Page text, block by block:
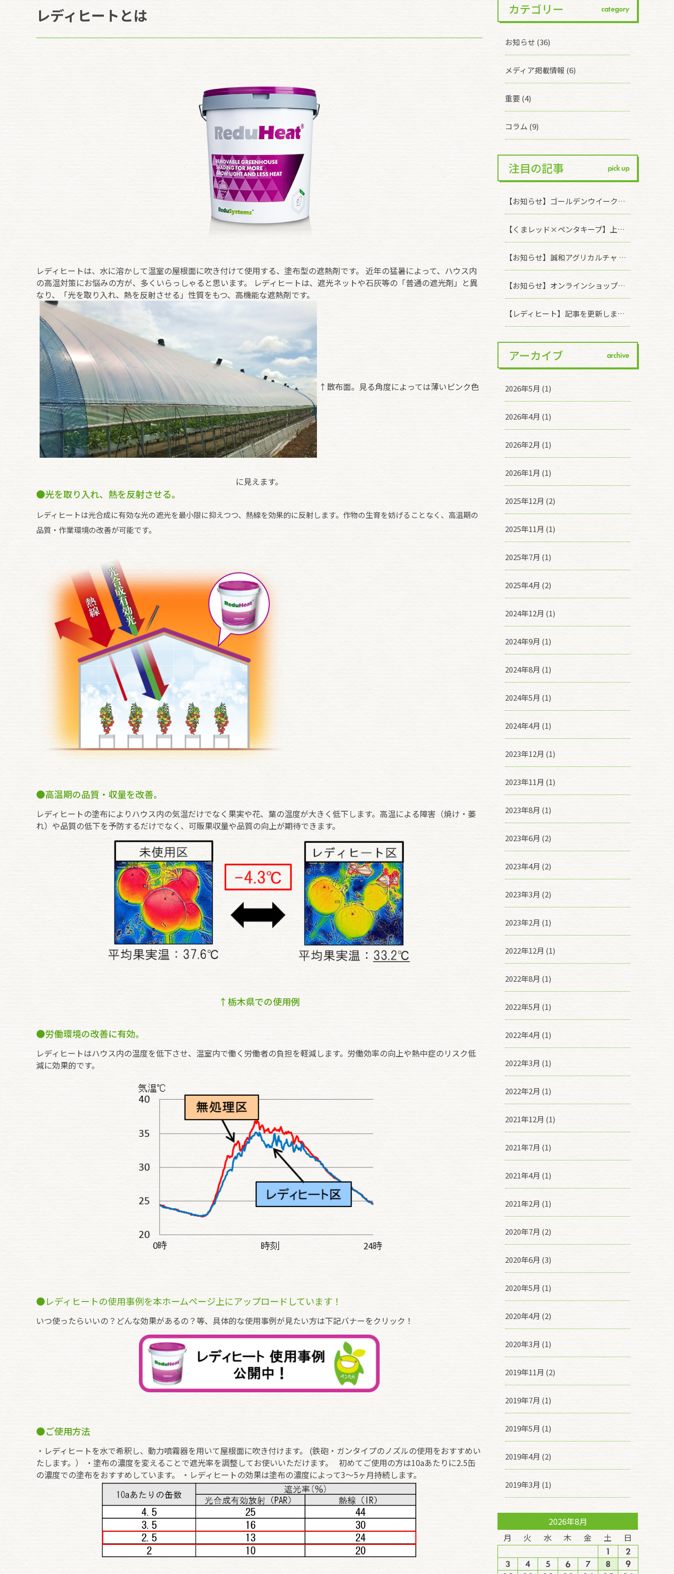
レディヒートとは
レディヒートは、水に溶かして温室の屋根面に吹き付けて使用する、塗布型の遮熱剤です。 近年の猛暑によって、ハウス内
の高温対策にお悩みの方が、多くいらっしゃると思います。 レディヒートは、遮光ネットや石灰等の「普通の遮光剤」と異
なり、「光を取り入れ、熱を反射させる」性質をもつ、高機能な遮熱剤です。
↑散布面。見る角度によっては薄いピンク色
に見えます。
●光を取り入れ、熱を反射させる。
レディヒートは光合成に有効な光の遮光を最小限に抑えつつ、熱線を効果的に反射します。作物の生育を妨げることなく、高温期の
品質・作業環境の改善が可能です。
●高温期の品質・収量を改善。
レディヒートの塗布によりハウス内の気温だけでなく果実や花、葉の温度が大きく低下します。高温による障害（焼け・萎
れ）や品質の低下を予防するだけでなく、可販果収量や品質の向上が期待できます。
↑栃木県での使用例
●労働環境の改善に有効。
レディヒートはハウス内の温度を低下させ、温室内で働く労働者の負担を軽減します。労働効率の向上や熱中症のリスク低
減に効果的です。
●レディヒートの使用事例を本ホームページ上にアップロードしています！
いつ使ったらいいの？どんな効果があるの？等、具体的な使用事例が見たい方は下記バナーをクリック！
●ご使用方法
・レディヒートを水で希釈し、動力噴霧器を用いて屋根面に吹き付けます。 (鉄砲・ガンタイプのノズルの使用をおすすめい
たします。）
・塗布の濃度を変えることで遮光率を調整してお使いいただけます。 初めてご使用の方は10aあたりに2.5缶
の濃度での塗布をおすすめしています。 ・レディヒートの効果は塗布の濃度によって3～5ヶ月持続します。
カテゴリー category
お知らせ (36)
メディア掲載情報 (6)
重要 (4)
コラム (9)
注目の記事 pick up
【お知らせ】ゴールデンウイーク休業期間について
【くまレッド×ペンタキープ】上手な使い方のご案内
【お知らせ】誠和アグリカルチャ オンラインショップ価格改定のお知らせ
【お知らせ】オンラインショップに商品を追加しました
【レディヒート】記事を更新しました！「塗布濃度の違いによる効果の差について」
アーカイブ archive
2026年5月 (1)
2026年4月 (1)
2026年2月 (1)
2026年1月 (1)
2025年12月 (2)
2025年11月 (1)
2025年7月 (1)
2025年4月 (2)
2024年12月 (1)
2024年9月 (1)
2024年8月 (1)
2024年5月 (1)
2024年4月 (1)
2023年12月 (1)
2023年11月 (1)
2023年8月 (1)
2023年6月 (2)
2023年4月 (2)
2023年3月 (2)
2023年2月 (1)
2022年12月 (1)
2022年8月 (1)
2022年5月 (1)
2022年4月 (1)
2022年3月 (1)
2022年2月 (1)
2021年12月 (1)
2021年7月 (1)
2021年4月 (1)
2021年2月 (1)
2020年7月 (2)
2020年6月 (3)
2020年5月 (1)
2020年4月 (2)
2020年3月 (1)
2019年11月 (2)
2019年7月 (1)
2019年5月 (1)
2019年4月 (2)
2019年3月 (1)
2026年8月
月
火 水 木 金 土 日
1
2
3
4 5 6 7 8
9